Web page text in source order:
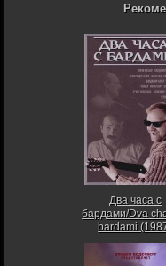
Два часа с
бардами/Dva
bardami